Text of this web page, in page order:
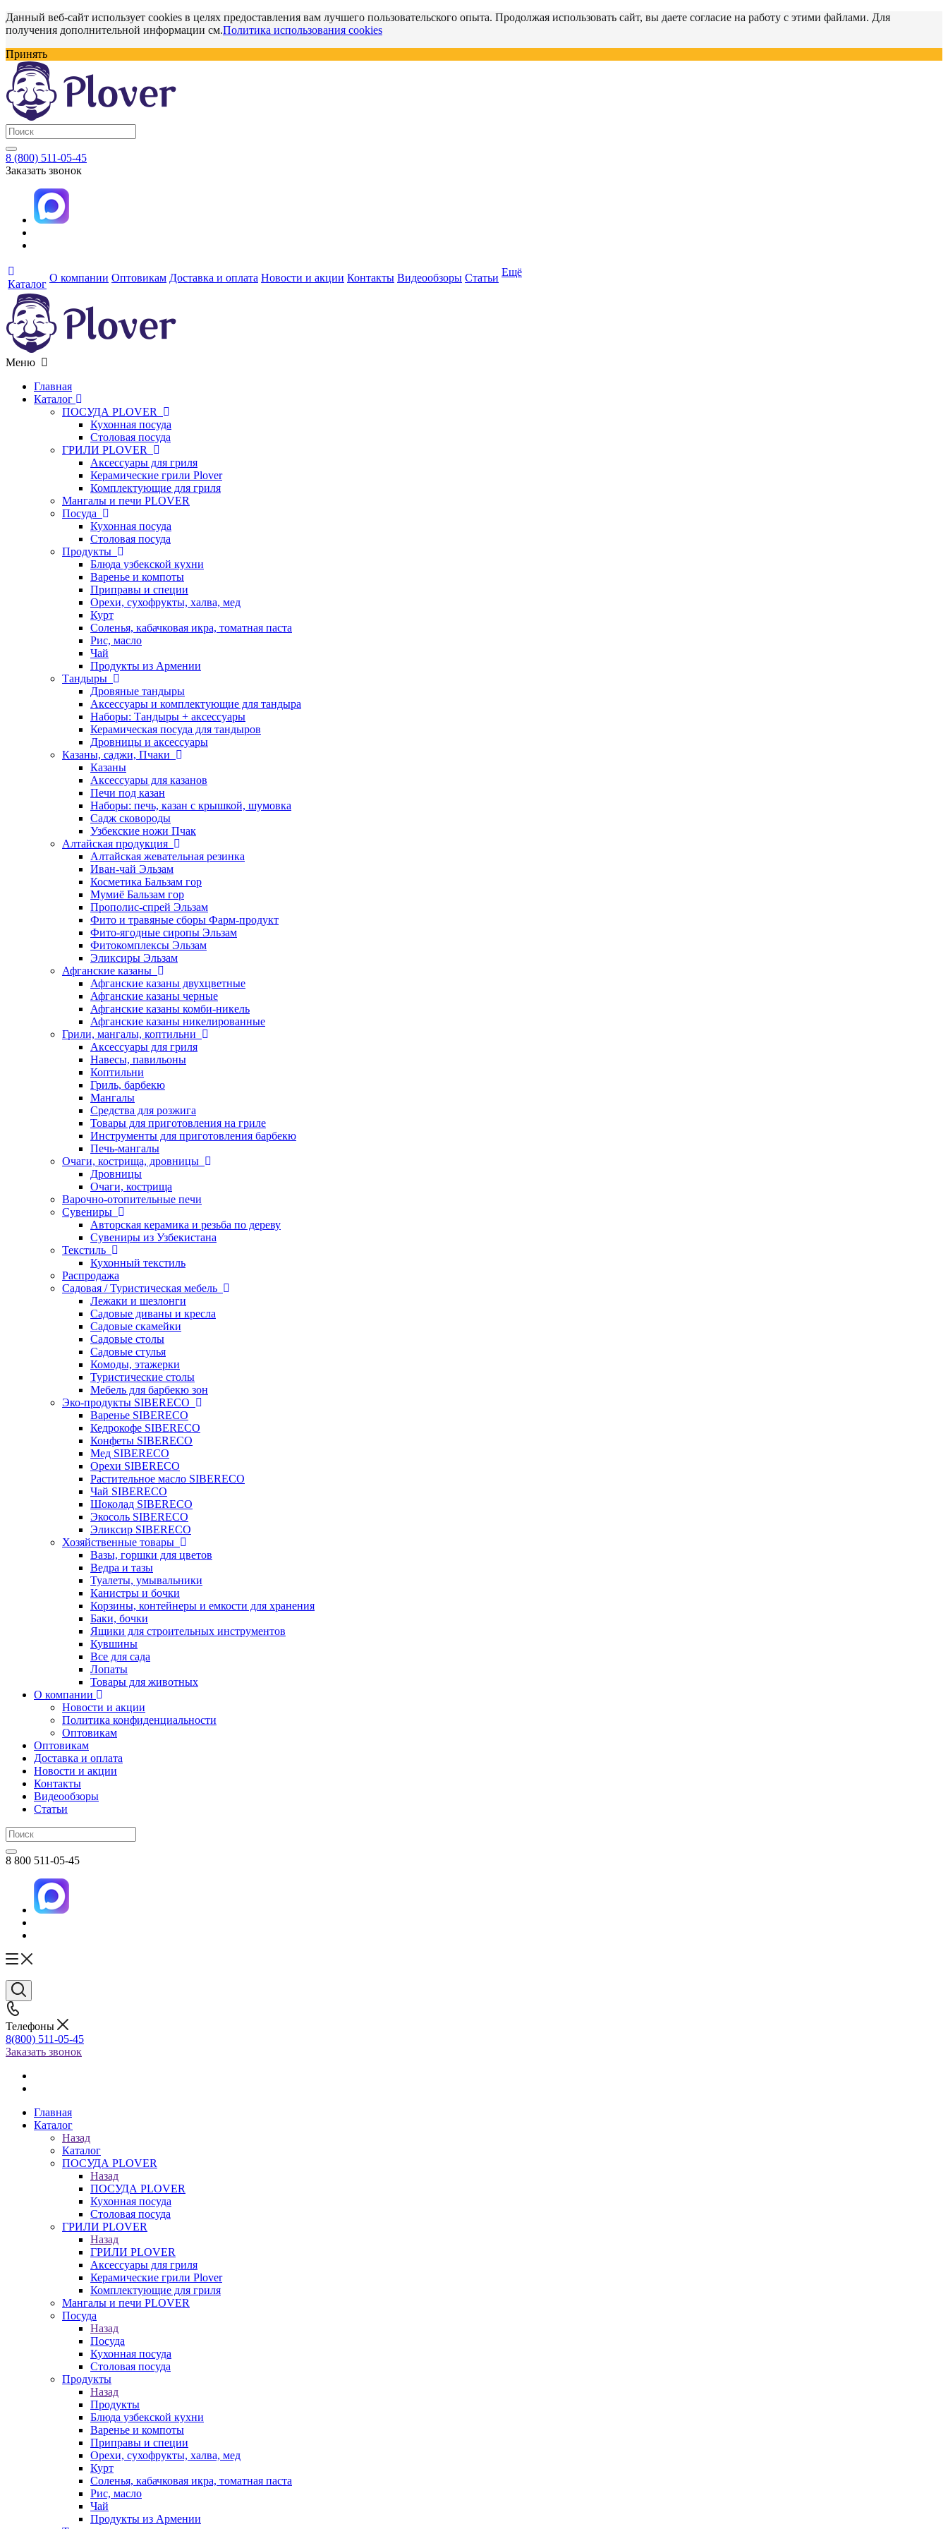
Данный веб-сайт использует cookies в целях предоставления вам лучшего пользовательского опыта. Продолжая использовать сайт, вы даете согласие на работу с этими файлами. Для
получения дополнительной информации см.Политика использования cookies
Принять
8 (800) 511-05-45
Заказать звонок
Каталог
О компании Оптовикам Доставка и оплата Новости и акции Контакты Видеообзоры Статьи Ещё
Меню
Главная
Каталог
ПОСУДА PLOVER
Кухонная посуда
Столовая посуда
ГРИЛИ PLOVER
Аксессуары для гриля
Керамические грили Plover
Комплектующие для гриля
Мангалы и печи PLOVER
Посуда
Кухонная посуда
Столовая посуда
Продукты
Блюда узбекской кухни
Варенье и компоты
Приправы и специи
Орехи, сухофрукты, халва, мед
Курт
Соленья, кабачковая икра, томатная паста
Рис, масло
Чай
Продукты из Армении
Тандыры
Дровяные тандыры
Аксессуары и комплектующие для тандыра
Наборы: Тандыры + аксессуары
Керамическая посуда для тандыров
Дровницы и аксессуары
Казаны, саджи, Пчаки
Казаны
Аксессуары для казанов
Печи под казан
Наборы: печь, казан с крышкой, шумовка
Садж сковороды
Узбекские ножи Пчак
Алтайская продукция
Алтайская жевательная резинка
Иван-чай Эльзам
Косметика Бальзам гор
Мумиё Бальзам гор
Прополис-спрей Эльзам
Фито и травяные сборы Фарм-продукт
Фито-ягодные сиропы Эльзам
Фитокомплексы Эльзам
Эликсиры Эльзам
Афганские казаны
Афганские казаны двухцветные
Афганские казаны черные
Афганские казаны комби-никель
Афганские казаны никелированные
Грили, мангалы, коптильни
Аксессуары для гриля
Навесы, павильоны
Коптильни
Гриль, барбекю
Мангалы
Средства для розжига
Товары для приготовления на гриле
Инструменты для приготовления барбекю
Печь-мангалы
Очаги, кострища, дровницы
Дровницы
Очаги, кострища
Варочно-отопительные печи
Сувениры
Авторская керамика и резьба по дереву
Сувениры из Узбекистана
Текстиль
Кухонный текстиль
Распродажа
Садовая / Туристическая мебель
Лежаки и шезлонги
Садовые диваны и кресла
Садовые скамейки
Садовые столы
Садовые стулья
Комоды, этажерки
Туристические столы
Мебель для барбекю зон
Эко-продукты SIBERECO
Варенье SIBERECO
Кедрокофе SIBERECO
Конфеты SIBERECO
Мед SIBERECO
Орехи SIBERECO
Растительное масло SIBERECO
Чай SIBERECO
Шоколад SIBERECO
Экосоль SIBERECO
Эликсир SIBERECO
Хозяйственные товары
Вазы, горшки для цветов
Ведра и тазы
Туалеты, умывальники
Канистры и бочки
Корзины, контейнеры и емкости для хранения
Баки, бочки
Ящики для строительных инструментов
Кувшины
Все для сада
Лопаты
Товары для животных
О компании
Новости и акции
Политика конфиденциальности
Оптовикам
Оптовикам
Доставка и оплата
Новости и акции
Контакты
Видеообзоры
Статьи
8 800 511-05-45
Телефоны
8(800) 511-05-45
Заказать звонок
Главная
Каталог
Назад
Каталог
ПОСУДА PLOVER
Назад
ПОСУДА PLOVER
Кухонная посуда
Столовая посуда
ГРИЛИ PLOVER
Назад
ГРИЛИ PLOVER
Аксессуары для гриля
Керамические грили Plover
Комплектующие для гриля
Мангалы и печи PLOVER
Посуда
Назад
Посуда
Кухонная посуда
Столовая посуда
Продукты
Назад
Продукты
Блюда узбекской кухни
Варенье и компоты
Приправы и специи
Орехи, сухофрукты, халва, мед
Курт
Соленья, кабачковая икра, томатная паста
Рис, масло
Чай
Продукты из Армении